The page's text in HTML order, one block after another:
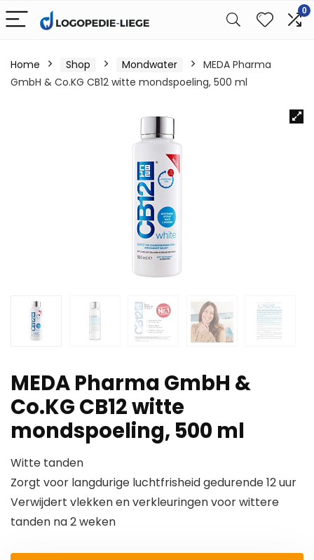
0
Home Shop Mondwater
MEDA Pharma
GmbH & Co.KG CB12 witte mondspoeling, 500 ml
MEDA Pharma GmbH &
Co.KG CB12 witte
mondspoeling, 500 ml
Witte tanden
Zorgt voor langdurige luchtfrisheid gedurende 12 uur
Verwijdert vlekken en verkleuringen voor wittere
tanden na 2 weken